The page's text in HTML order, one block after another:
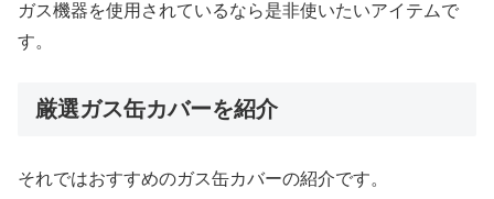
ガス機器を使用されているなら是非使いたいアイテムで
す。
厳選ガス缶カバーを紹介
それではおすすめのガス缶カバーの紹介です。